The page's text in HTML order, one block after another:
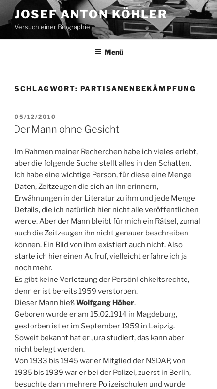
Inhalt
springen
JOSEF ANTON KÖHLER
Versuch einer Biographie
Menü
SCHLAGWORT: PARTISANENBEKÄMPFUNG
VERÖFFENTLICHT
AM
05/12/2010
Der Mann ohne Gesicht
Im Rahmen meiner Recherchen habe ich vieles erlebt,
aber die folgende Suche stellt alles in den Schatten.
Ich habe eine wichtige Person, für diese eine Menge
Daten, Zeitzeugen die sich an ihn erinnern,
Erwähnungen in der Literatur zu ihm und jede Menge
Details, die ich natürlich hier nicht alle veröffentlichen
werde. Aber der Mann bleibt für mich ein Rätsel, zumal
auch die Zeitzeugen ihn nicht genauer beschreiben
können. Ein Bild von ihm existiert auch nicht. Also
starte ich hier einen Aufruf, vielleicht erfahre ich ja
noch mehr.
Es gibt keine Verletzung der Persönlichkeitsrechte,
denn er ist bereits 1959 verstorben.
Dieser Mann hießWolfgang Höher.
Geboren wurde er am 15.02.1914 in Magdeburg,
gestorben ist er im September 1959 in Leipzig.
Soweit bekannt hat er Jura studiert, das kann aber
nicht belegt werden.
Von 1933 bis 1945 war er Mitglied der NSDAP, von
1935 bis 1939 war er bei der Polizei, zuerst in Berlin,
besuchte dann mehrere Polizeischulen und wurde